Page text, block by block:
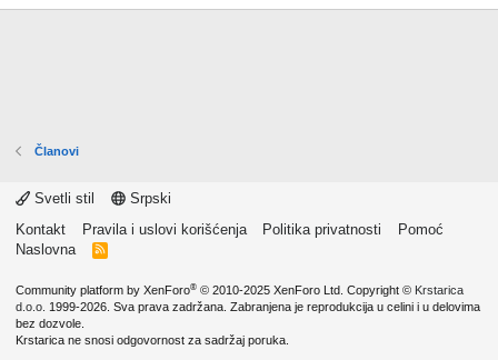
Članovi
Svetli stil
Srpski
Kontakt
Pravila i uslovi korišćenja Politika privatnosti
Pomoć
Naslovna
R
Community platform by XenForo® © 2010-2025 XenForo Ltd. Copyright © Krstarica
d.o.o. 1999-2026. Sva prava zadržana. Zabranjena je reprodukcija u celini i u delovima
bez dozvole.
Krstarica ne snosi odgovornost za sadržaj poruka.